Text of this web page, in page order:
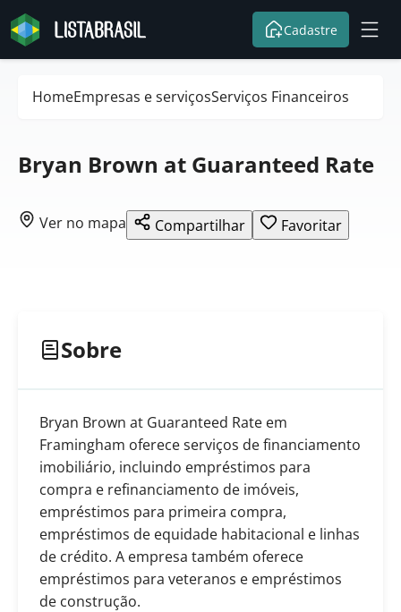
Cadastre
HomeEmpresas e serviçosServiços Financeiros
Bryan Brown at Guaranteed Rate
Ver no mapa Compartilhar Favoritar
Sobre
Bryan Brown at Guaranteed Rate em
Framingham oferece serviços de financiamento
imobiliário, incluindo empréstimos para
compra e refinanciamento de imóveis,
empréstimos para primeira compra,
empréstimos de equidade habitacional e linhas
de crédito. A empresa também oferece
empréstimos para veteranos e empréstimos
de construção.